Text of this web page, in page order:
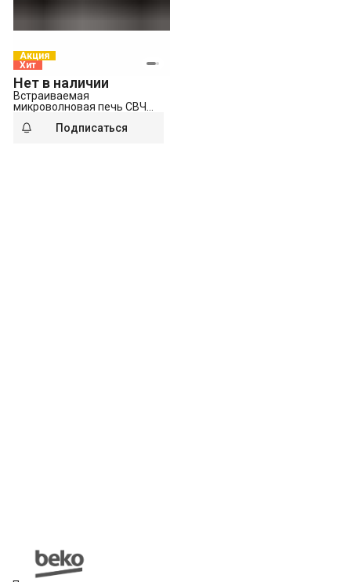
Акция
Хит
Нет в наличии
Встраиваемая
микроволновая печь СВЧ
Подписаться